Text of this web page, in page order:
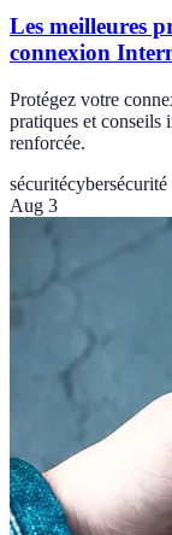
Les meilleures
connexion
Protégez votre
pratiques et conseils
renforcée.
sécuritécybersécurité
Aug 3